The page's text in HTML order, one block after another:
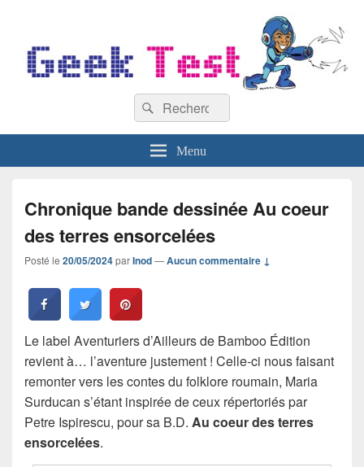
Recherche :
Rechercher
Menu
Chronique bande dessinée Au coeur
des terres ensorcelées
Posté le 20/05/2024parInod—Aucun commentaire ↓
Le label Aventuriers d’Ailleurs de Bamboo Édition
revient à… l’aventure justement ! Celle-ci nous faisant
remonter vers les contes du folklore roumain, Maria
Surducan s’étant inspirée de ceux répertoriés par
Petre Ispirescu, pour sa B.D. Au coeur des terres
ensorcelées.